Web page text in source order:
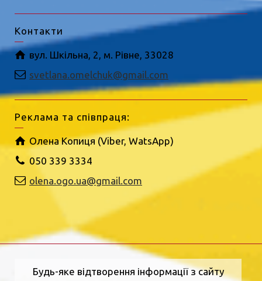
Контакти
вул. Шкільна, 2, м. Рівне, 33028
svetlana.omelchuk@gmail.com
Реклама та співпраця:
Олена Копиця (Viber, WatsApp)
050 339 3334
olena.ogo.ua@gmail.com
Будь-яке відтворення інформації з сайту